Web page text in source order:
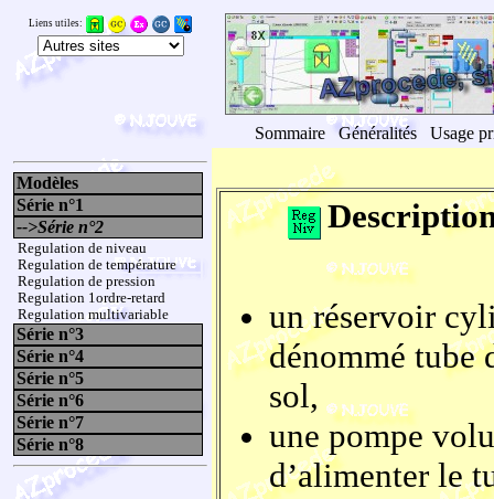
Liens utiles:
Sommaire Généralités Usage
Modèles
Série n°1
-->Série n°2
Regulation de niveau
Regulation de température
Regulation de pression
Regulation 1ordre-retard
Regulation multivariable
Série n°3
Série n°4
Série n°5
Série n°6
Série n°7
Série n°8
un réservoir
dénommé tube
sol,
une pompe
d’alimenter le